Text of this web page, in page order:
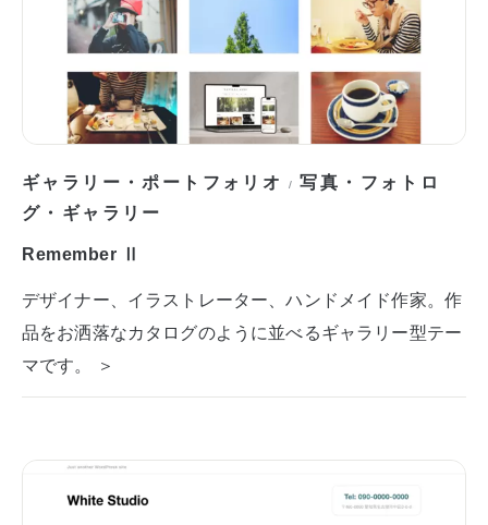
ギャラリー・ポートフォリオ /写真・フォトロ
グ・ギャラリー
Remember Ⅱ
デザイナー、イラストレーター、ハンドメイド作家。作
品をお洒落なカタログのように並べるギャラリー型テー
マです。 ＞